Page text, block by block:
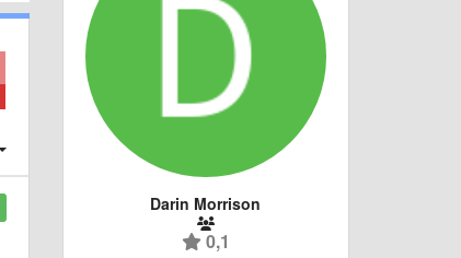
Darin Morrison
0,1